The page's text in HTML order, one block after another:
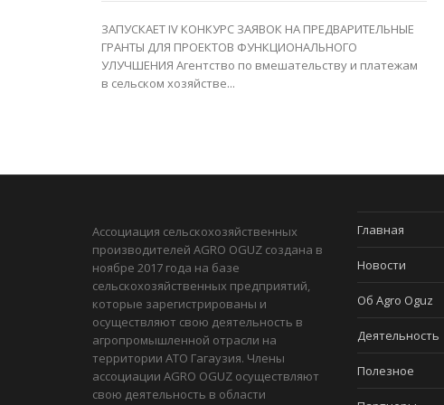
ЗАПУСКАЕТ IV КОНКУРС ЗАЯВОК НА ПРЕДВАРИТЕЛЬНЫЕ
ГРАНТЫ ДЛЯ ПРОЕКТОВ ФУНКЦИОНАЛЬНОГО
УЛУЧШЕНИЯ Агентство по вмешательству и платежам
в сельском хозяйстве...
Ассоциация сельскохозяйственных
производителей AGRO OGUZ создана в
ноябре 2017 года на базе
сельскохозяйственных предприятий,
которые зарегистрированы и
осуществляют свою деятельность в
агропромышленной отрасли на
территории АТО Гагаузия. Члены
ассоциации AGRO OGUZ осуществляют
свою деятельность в области
Главная
Новости
Об Agro Oguz
Деятельность
Полезное